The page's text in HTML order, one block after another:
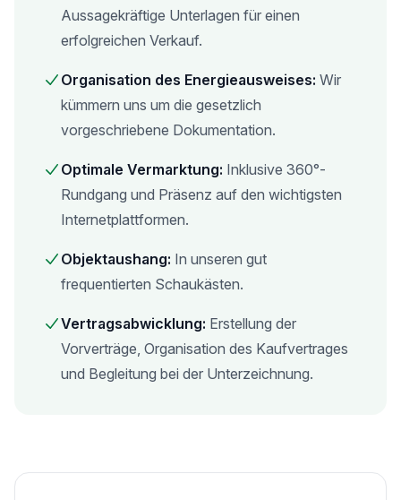
Aussagekräftige Unterlagen für einen
erfolgreichen Verkauf.
Organisation des Energieausweises: Wir
kümmern uns um die gesetzlich
vorgeschriebene Dokumentation.
Optimale Vermarktung: Inklusive 360°-
Rundgang und Präsenz auf den wichtigsten
Internetplattformen.
Objektaushang: In unseren gut
frequentierten Schaukästen.
Vertragsabwicklung: Erstellung der
Vorverträge, Organisation des Kaufvertrages
und Begleitung bei der Unterzeichnung.